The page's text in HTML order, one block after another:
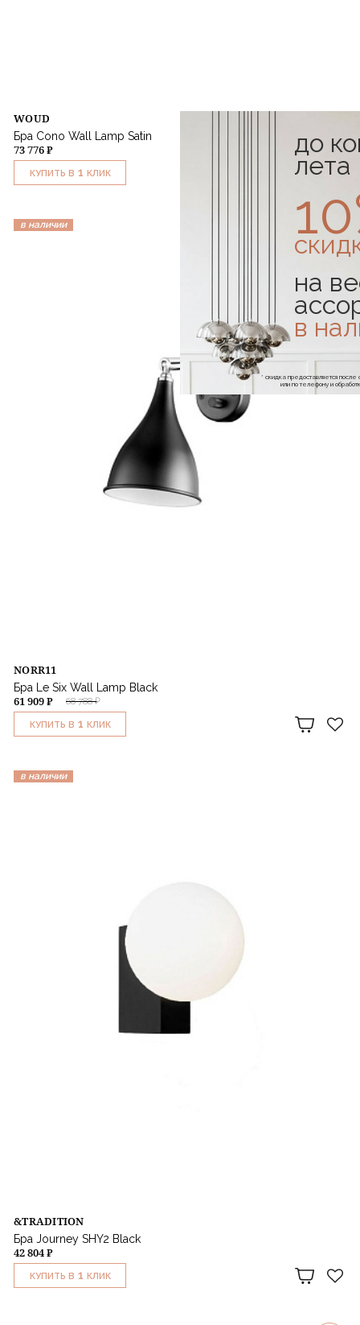
WOUD
Бра Cono Wall Lamp Satin
73 776 ₽
КУПИТЬ В 1 КЛИК
в наличии
-10%
NORR11
Бра Le Six Wall Lamp Black
68 788 ₽
61 909 ₽
КУПИТЬ В 1 КЛИК
в наличии
&TRADITION
Бра Journey SHY2 Black
42 804 ₽
КУПИТЬ В 1 КЛИК
до
лета
на
в
* скидка предоставляется
или по телефону и